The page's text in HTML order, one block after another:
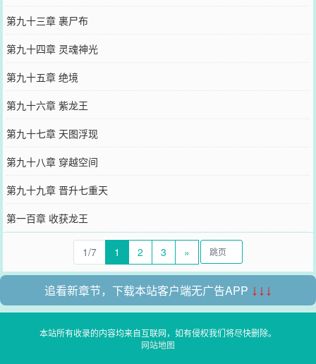
第九十三章 裹尸布
第九十四章 灵魂神光
第九十五章 绝境
第九十六章 紫龙王
第九十七章 天图浮现
第九十八章 穿越空间
第九十九章 晋升七重天
第一百章 收获龙王
1/7 1 2 3 »
追看新章节，下载本站客户端无广告APP ↓↓↓
本站所有收录的内容均来自互联网，如有侵权我们将尽快删除。
网站地图